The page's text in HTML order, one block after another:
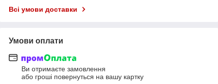
Всі умови доставки
Умови оплати
Ви отримаєте замовлення
або гроші повернуться на вашу картку